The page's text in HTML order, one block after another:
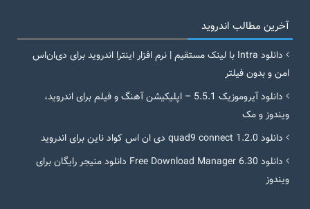
آخرین مطالب اندروید
دانلود Intra با لینک مستقیم | نرم افزار اینترا اندروید برای دی‌ان‌اس
امن و بدون فیلتر
دانلود آیروموزیک 5.5.1 – اپلیکیشن آهنگ و فیلم برای اندروید،
ویندوز و مک
دانلود quad9 connect 1.2.0 دی ان اس کواد ناین برای اندروید
دانلود Free Download Manager 6.30 دانلود منیجر رایگان برای
ویندوز